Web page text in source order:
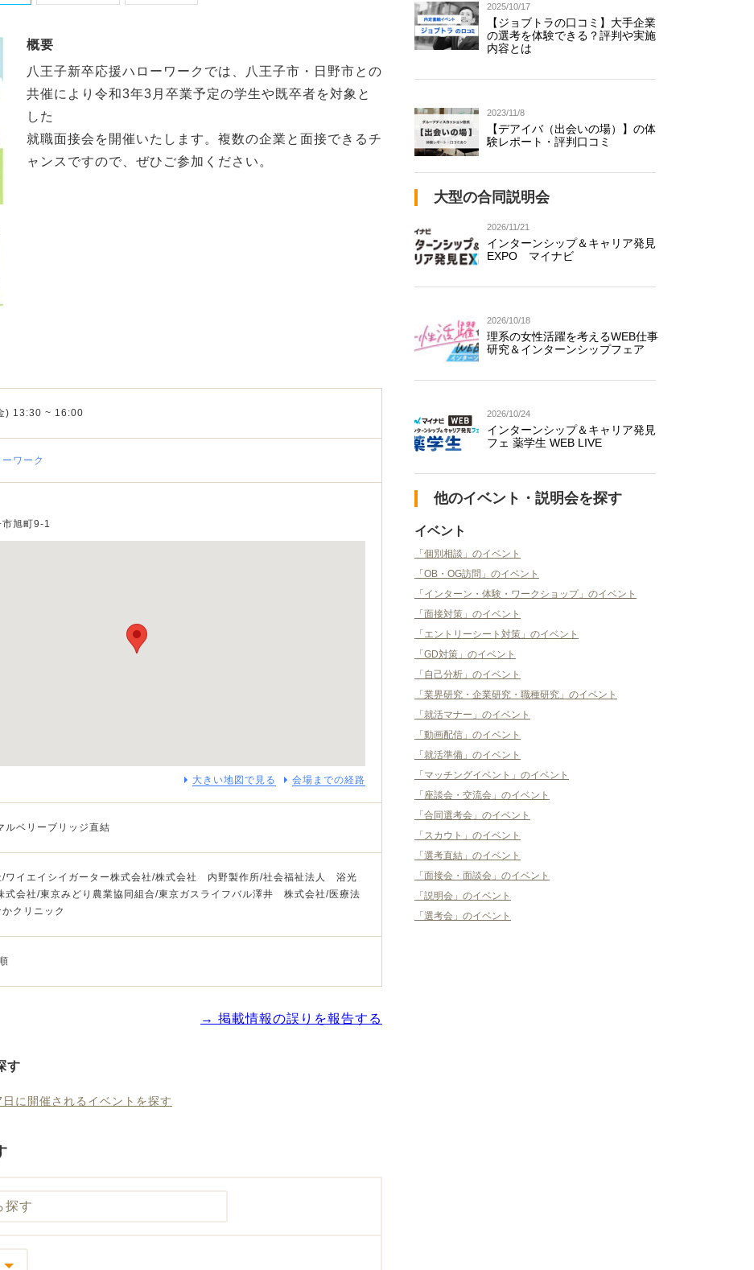
概要
八王子新卒応援ハローワークでは、八王子市・日野市との
共催により令和3年3月卒業予定の学生や既卒者を対象と
した
就職面接会を開催いたします。複数の企業と面接できるチ
ャンスですので、ぜひご参加ください。
) 13:30 ~ 16:00
ワーク
旭町9-1
大きい地図で見る 会場までの経路
ベリーブリッジ直結
ワイエイシイガーター株式会社/株式会社 内野製作所/社会福祉法人 浴光
会社/東京みどり農業協同組合/東京ガスライフバル澤井 株式会社/医療法
クリニック
→ 掲載情報の誤りを報告する
す
に開催されるイベントを探す
2025/10/17
【ジョブトラの口コミ】大手企業
の選考を体験できる？評判や実施
内容とは
2023/11/8
【デアイバ（出会いの場）】の体
験レポート・評判口コミ
大型の合同説明会
2026/11/21
インターンシップ＆キャリア発見
EXPO マイナビ
2026/10/18
理系の女性活躍を考えるWEB仕事
研究＆インターンシップフェア
2026/10/24
インターンシップ＆キャリア発見
フェ 薬学生 WEB LIVE
他のイベント・説明会を探す
イベント
「個別相談」のイベント
「OB・OG訪問」のイベント
「インターン・体験・ワークショップ」のイベント
「面接対策」のイベント
「エントリーシート対策」のイベント
「GD対策」のイベント
「自己分析」のイベント
「業界研究・企業研究・職種研究」のイベント
「就活マナー」のイベント
「動画配信」のイベント
「就活準備」のイベント
「マッチングイベント」のイベント
「座談会・交流会」のイベント
「合同選考会」のイベント
「スカウト」のイベント
「選考直結」のイベント
「面接会・面談会」のイベント
「説明会」のイベント
「選考会」のイベント